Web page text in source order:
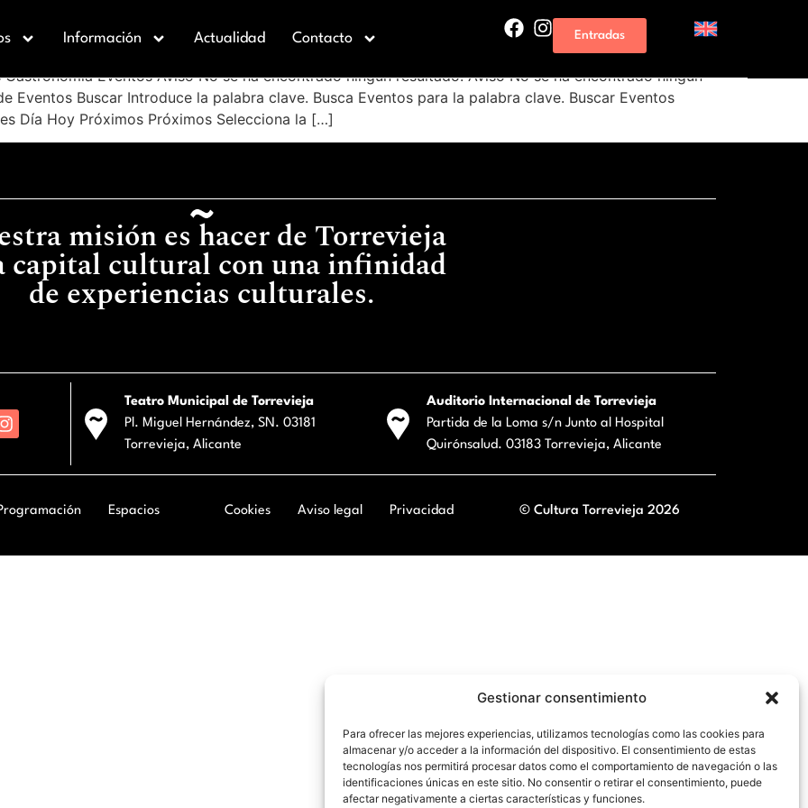
Gestionar consentimiento
Para ofrecer las mejores experiencias, utilizamos tecnologías como las cookies para
almacenar y/o acceder a la información del dispositivo. El consentimiento de estas
tecnologías nos permitirá procesar datos como el comportamiento de navegación o las
identificaciones únicas en este sitio. No consentir o retirar el consentimiento, puede
afectar negativamente a ciertas características y funciones.
Información Actualidad Contacto Entradas
Eventos Aviso No se ha encontrado ningún resultado. Aviso No se ha encontrado ningún
Eventos Buscar Introduce la palabra clave. Busca Eventos para la palabra clave. Buscar Eventos
Día Hoy Próximos Próximos Selecciona la […]
misión es hacer de Torrevieja
capital cultural con una infinidad
de experiencias culturales.
Teatro Municipal de Torrevieja
Pl. Miguel Hernández, SN. 03181
Torrevieja, Alicante
Auditorio Internacional de Torrevieja
Partida de la Loma s/n Junto al Hospital
Quirónsalud. 03183 Torrevieja, Alicante
Espacios Cookies Aviso legal Privacidad © Cultura Torrevieja 2026